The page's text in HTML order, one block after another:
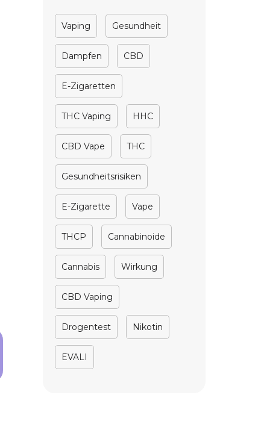
Vaping Gesundheit
Dampfen CBD
E-Zigaretten
THC Vaping HHC
CBD Vape THC
Gesundheitsrisiken
E-Zigarette Vape
THCP Cannabinoide
Cannabis Wirkung
CBD Vaping
Drogentest Nikotin
EVALI